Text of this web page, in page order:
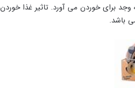
برای خوردن می آورد. تاثیر غذا خوردن
باشد.